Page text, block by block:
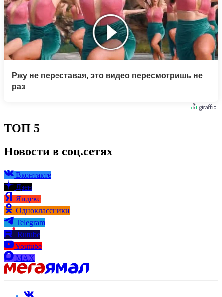
Ржу не переставая, это видео пересмотришь не
раз
ТОП 5
Новости в соц.сетях
Вконтакте
Дзен
Яндекс
Одноклассники
Telegram
Rutube
Youtube
MAX